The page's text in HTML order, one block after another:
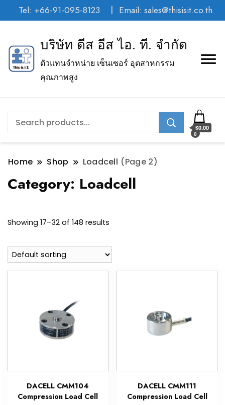
Tel: +66-91-095-8123 Email: sales@thisisit.co.th
บริษัท ดีส อีส ไอ. ที. จำกัด
ตัวแทนจำหน่าย เซ็นเซอร์ อุตสาหกรรม
คุณภาพสูง
0
$0.00
Home Shop Loadcell (Page 2)
Category: Loadcell
Showing 17–32 of 148 results
DACELL CMM104
Compression Load Cell
DACELL CMM111
Compression Load Cell